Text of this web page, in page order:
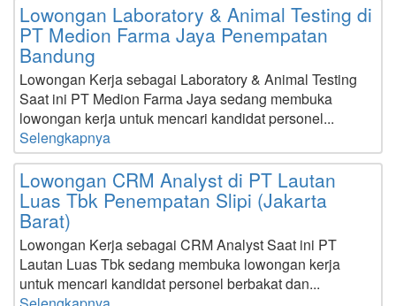
Lowongan Laboratory & Animal Testing di
PT Medion Farma Jaya Penempatan
Bandung
Lowongan Kerja sebagai Laboratory & Animal Testing
Saat ini PT Medion Farma Jaya sedang membuka
lowongan kerja untuk mencari kandidat personel...
Selengkapnya
Lowongan CRM Analyst di PT Lautan
Luas Tbk Penempatan Slipi (Jakarta
Barat)
Lowongan Kerja sebagai CRM Analyst Saat ini PT
Lautan Luas Tbk sedang membuka lowongan kerja
untuk mencari kandidat personel berbakat dan...